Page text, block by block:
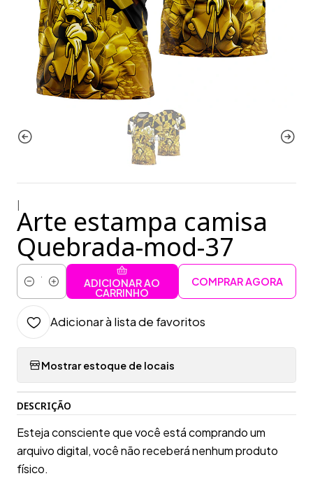
Arte estampa camisa
Quebrada-mod-37
Quantidade
ADICIONAR AO
CARRINHO
COMPRAR AGORA
Adicionar à lista de favoritos
Mostrar estoque de locais
DESCRIÇÃO
Esteja consciente que você está comprando um
arquivo digital, você não receberá nenhum produto
físico.